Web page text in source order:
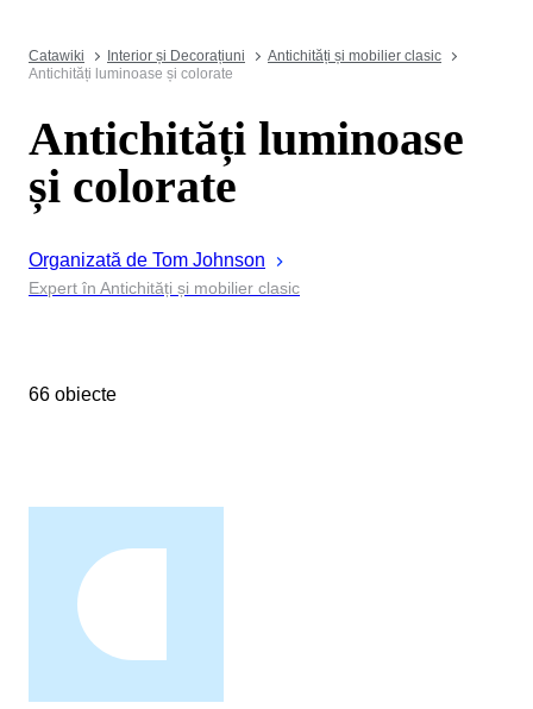
Catawiki Interior și Decorațiuni
Antichități și mobilier clasic
Antichități luminoase și colorate
Antichități luminoase
și colorate
Organizată de Tom Johnson
Expert în Antichități și mobilier clasic
66 obiecte